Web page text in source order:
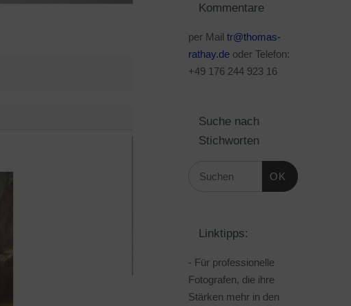
Kommentare
per Mail tr@thomas-
rathay.de oder Telefon:
+49 176 244 923 16
Suche nach
Stichworten
OK
Linktipps:
- Für professionelle
Fotografen, die ihre
Stärken mehr in den